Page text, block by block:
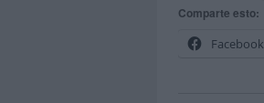
Comparte esto:
Facebook